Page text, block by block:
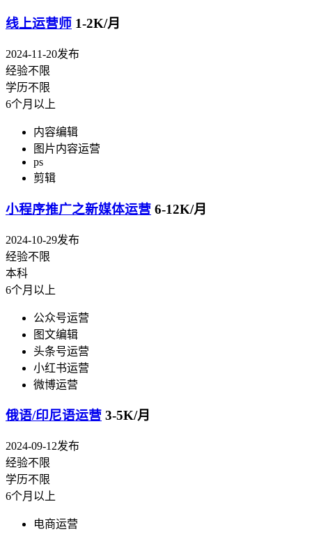
线上运营师 1-2K/月
2024-11-20发布
经验不限
学历不限
6个月以上
内容编辑
图片内容运营
ps
剪辑
小程序推广之新媒体运营 6-12K/月
2024-10-29发布
经验不限
本科
6个月以上
公众号运营
图文编辑
头条号运营
小红书运营
微博运营
俄语/印尼语运营 3-5K/月
2024-09-12发布
经验不限
学历不限
6个月以上
电商运营